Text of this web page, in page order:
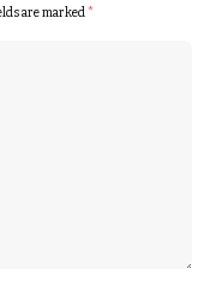
are marked*